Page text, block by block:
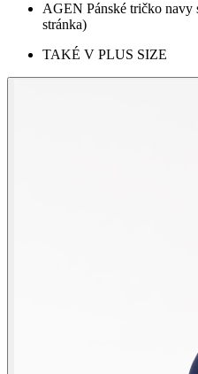
AGEN Pánské tričko navy
stránka)
TAKÉ V PLUS SIZE